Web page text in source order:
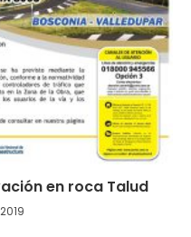
en roca Talud